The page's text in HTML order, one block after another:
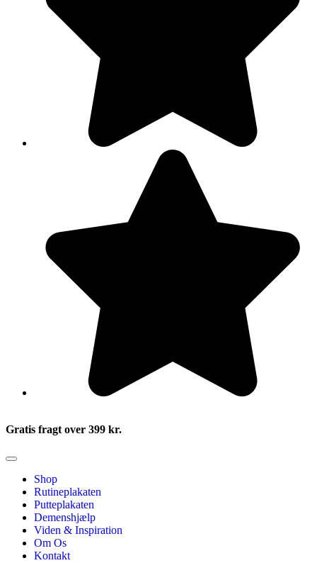
Gratis fragt over 399 kr.
Shop
Rutineplakaten
Putteplakaten
Demenshjælp
Viden & Inspiration
Om Os
Kontakt